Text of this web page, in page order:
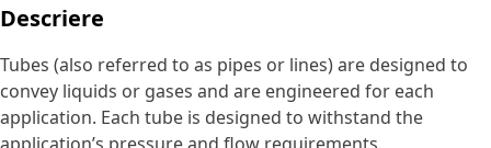
Descriere
Tubes (also referred to as pipes or lines) are designed to
convey liquids or gases and are engineered for each
application. Each tube is designed to withstand the